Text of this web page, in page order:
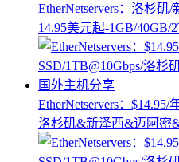
EtherNetservers：洛杉
14.95美元起-1GB/40GB/
EtherNetservers：$14.95/
洛杉矶&新泽西&迈阿密